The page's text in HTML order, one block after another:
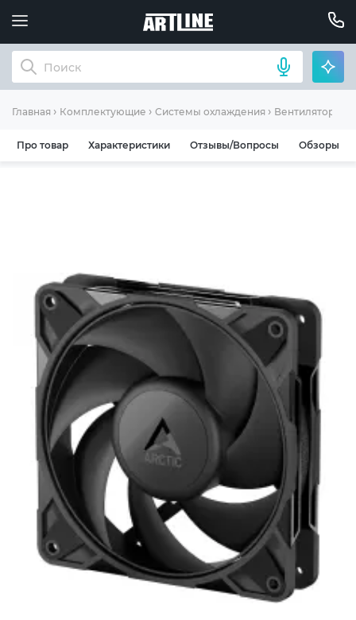
Главная Комплектующие Системы охлаждения Вентилятор
Про товар Характеристики Отзывы/Вопросы Обзоры